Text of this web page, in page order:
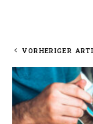
VORHERIGER